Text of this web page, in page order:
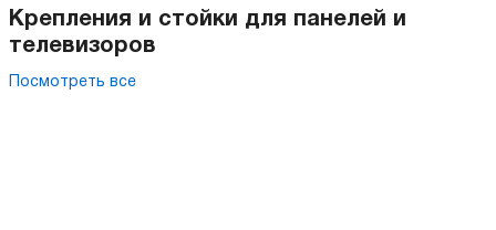
Крепления и стойки для панелей и
телевизоров
Посмотреть все